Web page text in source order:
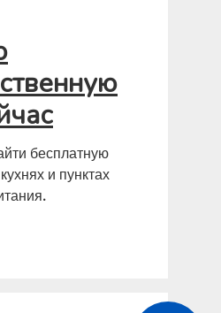
бесплатную
и пунктах